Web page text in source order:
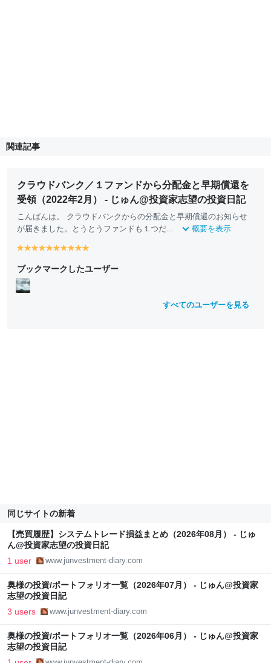
関連記事
クラウドバンク／１ファンドから分配金と早期償還を
受領（2022年2月） - じゅん@投資家志望の投資日記
こんばんは。 クラウドバンクからの分配金と早期償還のお知らせ
が届きました。とうとうファンドも１つだ...
概要を表示
y
ll
o
w
y
ll
o
w
y
ll
y
ll
y
ll
y
ll
y
ll
y
ll
y
ll ll
ブックマークしたユーザー
すべてのユーザーを見る
同じサイトの新着
【売買履歴】システムトレード損益まとめ（2026年08月） - じゅ
ん@投資家志望の投資日記
1 user www.junvestment-diary.com
奥様の投資/ポートフォリオ一覧（2026年07月） - じゅん@投資家
志望の投資日記
3 users www.junvestment-diary.com
奥様の投資/ポートフォリオ一覧（2026年06月） - じゅん@投資家
志望の投資日記